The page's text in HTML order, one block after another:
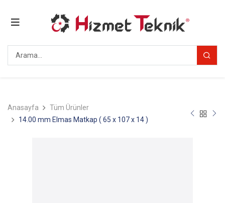
Anasayfa
Tüm Ürünler
14.00 mm Elmas Matkap ( 65 x 107 x 14 )